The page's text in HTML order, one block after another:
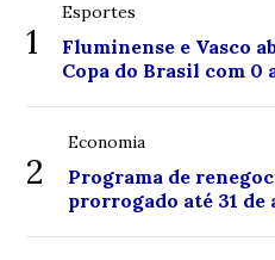
1
Esportes
Fluminense e Vasco
Copa do Brasil com 0
2
Economia
Programa de
prorrogado até 31 de